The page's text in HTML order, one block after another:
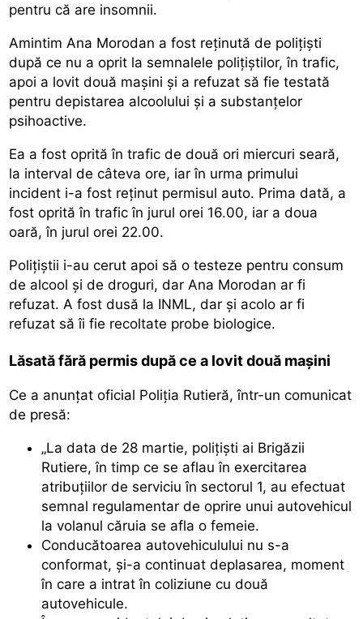
pentru că are insomnii.
Amintim Ana Morodan a fost reţinută de poliţişti
după ce nu a oprit la semnalele polițiștilor, în trafic,
apoi a lovit două maşini şi a refuzat să fie testată
pentru depistarea alcoolului şi a substanţelor
psihoactive.
Ea a fost oprită în trafic de două ori miercuri seară,
la interval de câteva ore, iar în urma primului
incident i-a fost reținut permisul auto. Prima dată, a
fost oprită în trafic în jurul orei 16.00, iar a doua
oară, în jurul orei 22.00.
Polițiștii i-au cerut apoi să o testeze pentru consum
de alcool și de droguri, dar Ana Morodan ar fi
refuzat. A fost dusă la INML, dar și acolo ar fi
refuzat să îi fie recoltate probe biologice.
Lăsată fără permis după ce a lovit două mașini
Ce a anunțat oficial Poliția Rutieră, într-un comunicat
de presă:
„La data de 28 martie, polițiști ai Brigăzii
Rutiere, în timp ce se aflau în exercitarea
atribuțiilor de serviciu în sectorul 1, au efectuat
semnal regulamentar de oprire unui autovehicul
la volanul căruia se afla o femeie.
Conducătoarea autovehiculului nu s-a
conformat, și-a continuat deplasarea, moment
în care a intrat în coliziune cu două
autovehicule.